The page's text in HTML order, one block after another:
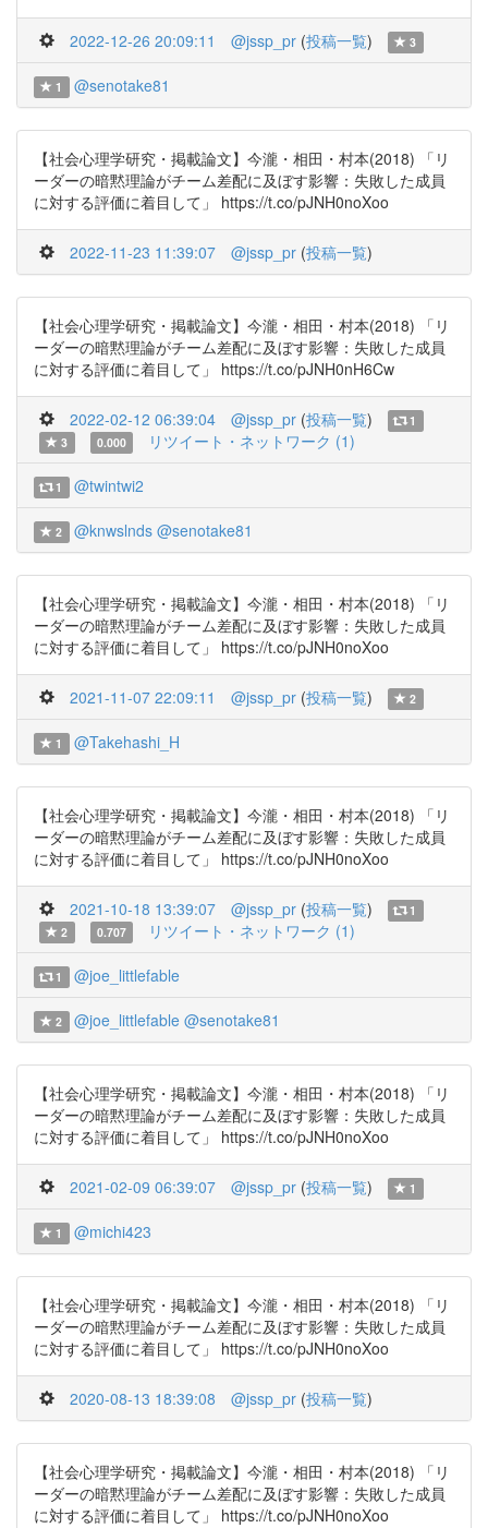
2022-12-26 20:09:11 @jssp_pr (投稿一覧) 3
1 @senotake81
【社会心理学研究・掲載論文】今瀧・相田・村本(2018) 「リ
ーダーの暗黙理論がチーム差配に及ぼす影響：失敗した成員
に対する評価に着目して」 https://t.co/pJNH0noXoo
2022-11-23 11:39:07 @jssp_pr (投稿一覧)
【社会心理学研究・掲載論文】今瀧・相田・村本(2018) 「リ
ーダーの暗黙理論がチーム差配に及ぼす影響：失敗した成員
に対する評価に着目して」 https://t.co/pJNH0nH6Cw
2022-02-12 06:39:04 @jssp_pr (投稿一覧)
1
3
0.000 リツイート・ネットワーク (1)
1 @twintwi2
2 @knwslnds @senotake81
【社会心理学研究・掲載論文】今瀧・相田・村本(2018) 「リ
ーダーの暗黙理論がチーム差配に及ぼす影響：失敗した成員
に対する評価に着目して」 https://t.co/pJNH0noXoo
2021-11-07 22:09:11 @jssp_pr (投稿一覧) 2
1 @Takehashi_H
【社会心理学研究・掲載論文】今瀧・相田・村本(2018) 「リ
ーダーの暗黙理論がチーム差配に及ぼす影響：失敗した成員
に対する評価に着目して」 https://t.co/pJNH0noXoo
2021-10-18 13:39:07 @jssp_pr (投稿一覧)
1
2
0.707 リツイート・ネットワーク (1)
1 @joe_littlefable
2 @joe_littlefable @senotake81
【社会心理学研究・掲載論文】今瀧・相田・村本(2018) 「リ
ーダーの暗黙理論がチーム差配に及ぼす影響：失敗した成員
に対する評価に着目して」 https://t.co/pJNH0noXoo
2021-02-09 06:39:07 @jssp_pr (投稿一覧) 1
1 @michi423
【社会心理学研究・掲載論文】今瀧・相田・村本(2018) 「リ
ーダーの暗黙理論がチーム差配に及ぼす影響：失敗した成員
に対する評価に着目して」 https://t.co/pJNH0noXoo
2020-08-13 18:39:08 @jssp_pr (投稿一覧)
【社会心理学研究・掲載論文】今瀧・相田・村本(2018) 「リ
ーダーの暗黙理論がチーム差配に及ぼす影響：失敗した成員
に対する評価に着目して」 https://t.co/pJNH0noXoo